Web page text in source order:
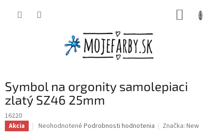
Symbol na orgonity samolepiaci
zlatý SZ46 25mm
16220
Akcia
Priemerné
Neohodnotené Podrobnosti hodnotenia Značka:New